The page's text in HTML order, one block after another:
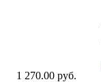
1 270.00 руб.